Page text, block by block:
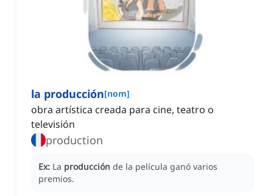
la producción[nom]
obra artística creada para cine, teatro o
televisión
production
Ex: La producción de la película ganó varios
premios.